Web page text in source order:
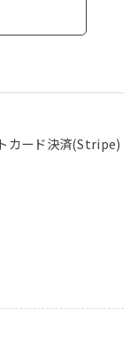
カード決済(Stripe)